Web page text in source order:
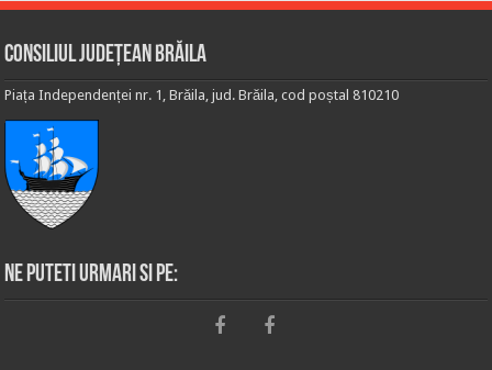
Consiliul Județean Brăila
Piața Independenței nr. 1, Brăila, jud. Brăila, cod poștal 810210
Ne puteti urmari si pe: